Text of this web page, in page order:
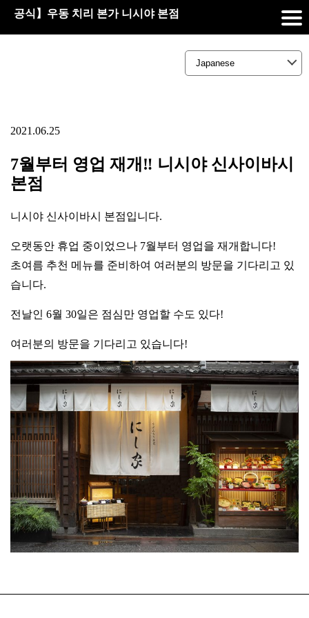
공식】우동 치리 본가 니시야 본점
2021.06.25
7월부터 영업 재개‼ 니시야 신사이바시
본점
니시야 신사이바시 본점입니다.
오랫동안 휴업 중이었으나 7월부터 영업을 재개합니다!
초여름 추천 메뉴를 준비하여 여러분의 방문을 기다리고 있
습니다.
전날인 6월 30일은 점심만 영업할 수도 있다!
여러분의 방문을 기다리고 있습니다!